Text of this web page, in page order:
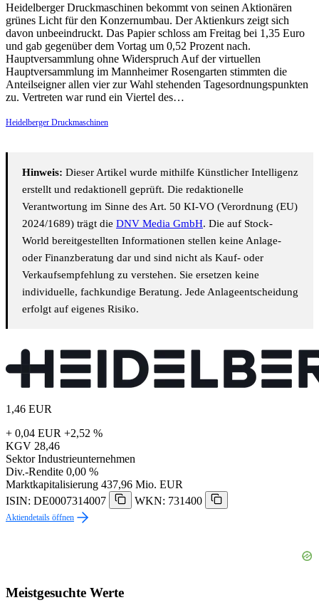
Heidelberger Druckmaschinen bekommt von seinen Aktionären
grünes Licht für den Konzernumbau. Der Aktienkurs zeigt sich
davon unbeeindruckt. Das Papier schloss am Freitag bei 1,35 Euro
und gab gegenüber dem Vortag um 0,52 Prozent nach.
Hauptversammlung ohne Widerspruch Auf der virtuellen
Hauptversammlung im Mannheimer Rosengarten stimmten die
Anteilseigner allen vier zur Wahl stehenden Tagesordnungspunkten
zu. Vertreten war rund ein Viertel des…
Heidelberger Druckmaschinen
Hinweis: Dieser Artikel wurde mithilfe Künstlicher Intelligenz
erstellt und redaktionell geprüft. Die redaktionelle
Verantwortung im Sinne des Art. 50 KI-VO (Verordnung (EU)
2024/1689) trägt die DNV Media GmbH. Die auf Stock-
World bereitgestellten Informationen stellen keine Anlage-
oder Finanzberatung dar und sind nicht als Kauf- oder
Verkaufsempfehlung zu verstehen. Sie ersetzen keine
individuelle, fachkundige Beratung. Jede Anlageentscheidung
erfolgt auf eigenes Risiko.
1,46 EUR
+ 0,04 EUR +2,52 %
KGV 28,46
Sektor Industrieunternehmen
Div.-Rendite 0,00 %
Marktkapitalisierung 437,96 Mio. EUR
ISIN: DE0007314007
WKN: 731400
Aktiendetails öffnen
Meistgesuchte Werte